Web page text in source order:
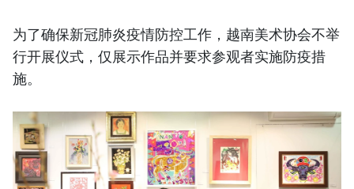
为了确保新冠肺炎疫情防控工作，越南美术协会不举
行开展仪式，仅展示作品并要求参观者实施防疫措
施。